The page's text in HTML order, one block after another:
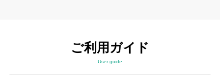
ご利用ガイド
User guide